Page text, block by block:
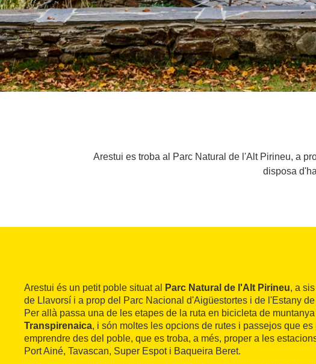
Arestui es troba al Parc Natural de l'Alt Pirineu, a
disposa
Arestui és un petit poble situat al Parc Natural de l'Alt Pirineu, a
de Llavorsí i a prop del Parc Nacional d'Aigüestortes i de l'Estany
Per allà passa una de les etapes de la ruta en bicicleta de muntanya
Transpirenaica, i són moltes les opcions de rutes i passejos que es
emprendre des del poble, que es troba, a més, proper a les
Port Ainé, Tavascan, Super Espot i Baqueira Beret.